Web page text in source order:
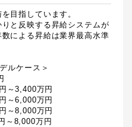
目指しています。
と反映する昇給システムが
による昇給は業界最高水準